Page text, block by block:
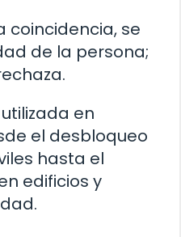
coincidencia, se
de la persona;
en
el desbloqueo
hasta el
edificios y